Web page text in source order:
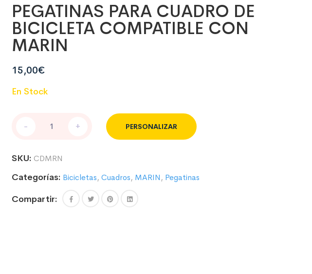
PEGATINAS PARA CUADRO DE
BICICLETA COMPATIBLE CON
MARIN
15,00€
En Stock
PARA
BICICLETA
CON
cantidad
- + PERSONALIZAR
SKU: CDMRN
Categorías: Bicicletas, Cuadros, MARIN, Pegatinas
Compartir: